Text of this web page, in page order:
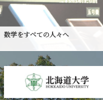
数学をすべての人々へ